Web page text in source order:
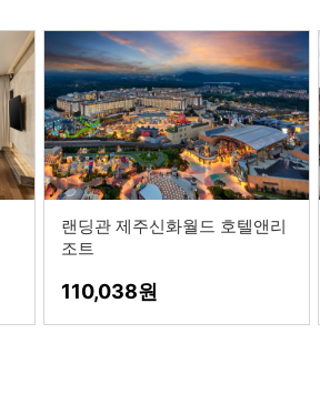
랜딩관 제주신화월드 호텔앤리
조트
110,038